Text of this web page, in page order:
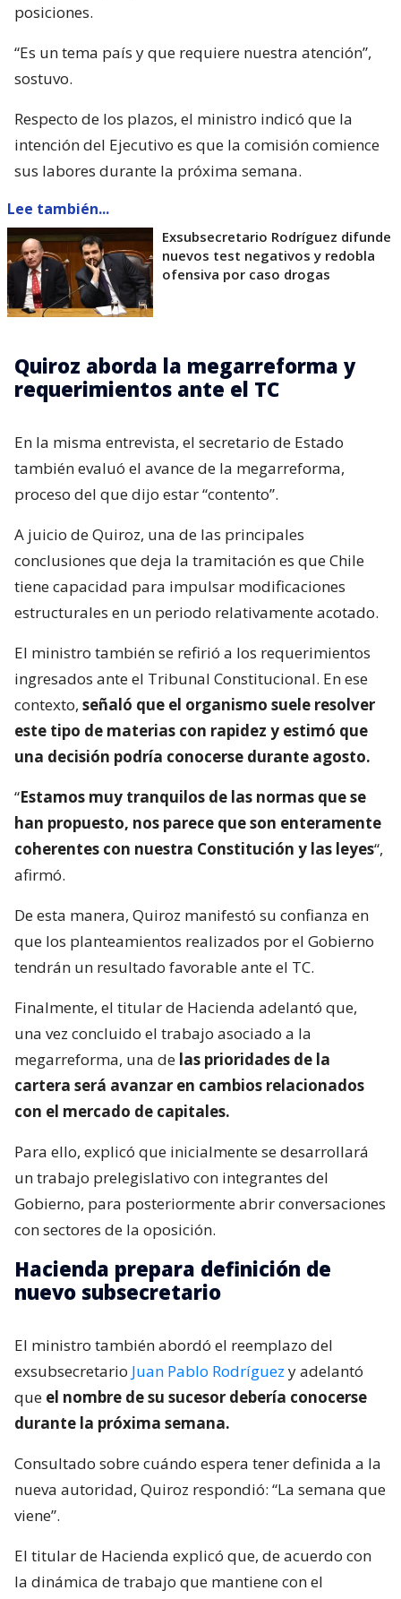
posiciones.
“Es un tema país y que requiere nuestra atención”,
sostuvo.
Respecto de los plazos, el ministro indicó que la
intención del Ejecutivo es que la comisión comience
sus labores durante la próxima semana.
Lee también...
Exsubsecretario Rodríguez difunde
nuevos test negativos y redobla
ofensiva por caso drogas
Quiroz aborda la megarreforma y
requerimientos ante el TC
En la misma entrevista, el secretario de Estado
también evaluó el avance de la megarreforma,
proceso del que dijo estar “contento”.
A juicio de Quiroz, una de las principales
conclusiones que deja la tramitación es que Chile
tiene capacidad para impulsar modificaciones
estructurales en un periodo relativamente acotado.
El ministro también se refirió a los requerimientos
ingresados ante el Tribunal Constitucional. En ese
contexto, señaló que el organismo suele resolver
este tipo de materias con rapidez y estimó que
una decisión podría conocerse durante agosto.
“Estamos muy tranquilos de las normas que se
han propuesto, nos parece que son enteramente
coherentes con nuestra Constitución y las leyes“,
afirmó.
De esta manera, Quiroz manifestó su confianza en
que los planteamientos realizados por el Gobierno
tendrán un resultado favorable ante el TC.
Finalmente, el titular de Hacienda adelantó que,
una vez concluido el trabajo asociado a la
megarreforma, una de las prioridades de la
cartera será avanzar en cambios relacionados
con el mercado de capitales.
Para ello, explicó que inicialmente se desarrollará
un trabajo prelegislativo con integrantes del
Gobierno, para posteriormente abrir conversaciones
con sectores de la oposición.
Hacienda prepara definición de
nuevo subsecretario
El ministro también abordó el reemplazo del
exsubsecretario Juan Pablo Rodríguez y adelantó
que el nombre de su sucesor debería conocerse
durante la próxima semana.
Consultado sobre cuándo espera tener definida a la
nueva autoridad, Quiroz respondió: “La semana que
viene”.
El titular de Hacienda explicó que, de acuerdo con
la dinámica de trabajo que mantiene con el